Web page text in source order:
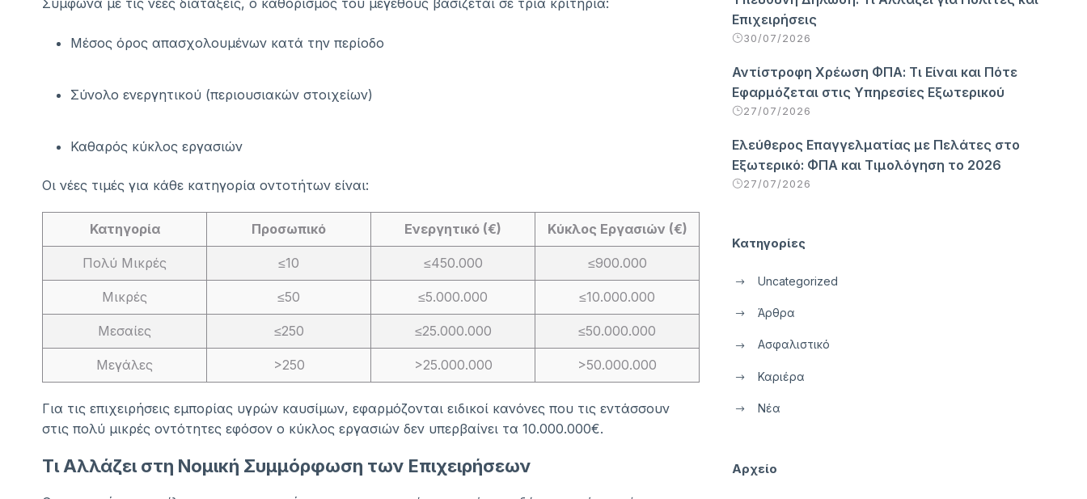
Σύμφωνα με τις νέες διατάξεις, ο καθορισμός του μεγέθους βασίζεται σε τρία κριτήρια:
Μέσος όρος απασχολουμένων κατά την περίοδο
Σύνολο ενεργητικού (περιουσιακών στοιχείων)
Καθαρός κύκλος εργασιών
Οι νέες τιμές για κάθε κατηγορία οντοτήτων είναι:
Κατηγορία Προσωπικό Ενεργητικό (€) Κύκλος Εργασιών (€)
Πολύ Μικρές ≤10 ≤450.000 ≤900.000
Μικρές ≤50 ≤5.000.000 ≤10.000.000
Μεσαίες ≤250 ≤25.000.000 ≤50.000.000
Μεγάλες >250 >25.000.000 >50.000.000
Για τις επιχειρήσεις εμπορίας υγρών καυσίμων, εφαρμόζονται ειδικοί κανόνες που τις εντάσσουν
στις πολύ μικρές οντότητες εφόσον ο κύκλος εργασιών δεν υπερβαίνει τα 10.000.000€.
Τι Αλλάζει στη Νομική Συμμόρφωση των Επιχειρήσεων
Επιχειρήσεις
30/07/2026
Αντίστροφη Χρέωση ΦΠΑ: Τι Είναι και Πότε
Εφαρμόζεται στις Υπηρεσίες Εξωτερικού
27/07/2026
Ελεύθερος Επαγγελματίας με Πελάτες στο
Εξωτερικό: ΦΠΑ και Τιμολόγηση το 2026
27/07/2026
Κατηγορίες
Uncategorized
Άρθρα
Ασφαλιστικό
Καριέρα
Νέα
Αρχείο